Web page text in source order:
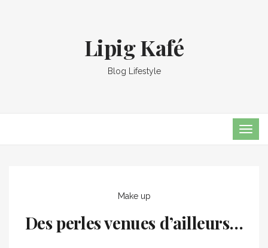
Lipig Kafé
Blog Lifestyle
Make up
Des perles venues d’ailleurs…